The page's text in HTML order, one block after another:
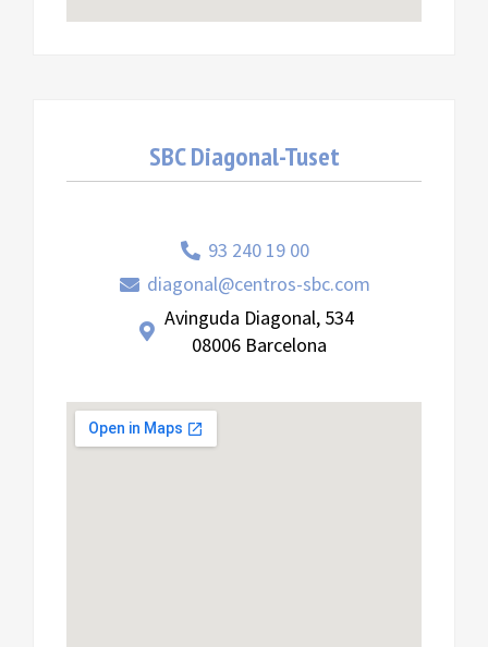
SBC Diagonal-Tuset
93 240 19 00
diagonal@centros-sbc.com
Avinguda Diagonal, 534
08006 Barcelona